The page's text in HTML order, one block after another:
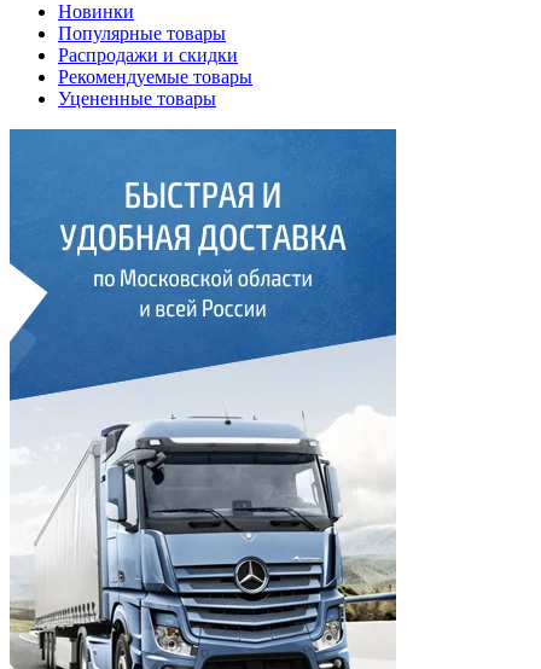
Новинки
Популярные товары
Распродажи и скидки
Рекомендуемые товары
Уцененные товары